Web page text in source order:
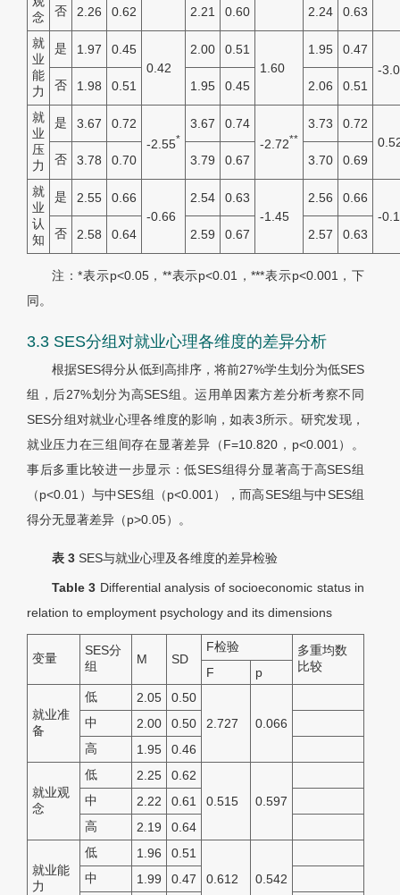
念
否
2.26 0.62 2.21 0.60 2.24 0.63
就
业
能
力
是 1.97
0.45
0.42
2.00
0.51
1.60
1.95
0.47
-
否
1.98 0.51 1.95 0.45 2.06 0.51
就
业
压
力
是 3.67
0.72
-2.55*
3.67
0.74
-2.72**
3.73
0.72
否
3.78 0.70 3.79 0.67 3.70 0.69
就
业
认
知
是 2.55
0.66
-0.66
2.54
0.63
-1.45
2.56
0.66
-
否
2.58 0.64 2.59 0.67 2.57 0.63
注：*表示p<0.05，**表示p<0.01，***表示p<0.001，下
同。
3.3 SES分组对就业心理各维度的差异分析
根据SES得分从低到高排序，将前27%学生划分为低SES
组，后27%划分为高SES组。运用单因素方差分析考察不同
SES分组对就业心理各维度的影响，如表3所示。研究发现，
就业压力在三组间存在显著差异（F=10.820，p<0.001）。
事后多重比较进一步显示：低SES组得分显著高于高SES组
（p<0.01）与中SES组（p<0.001），而高SES组与中SES组
得分无显著差异（p>0.05）。
表 3 SES与就业心理及各维度的差异检验
Table 3 Differential analysis of socioeconomic status in
relation to employment psychology and its dimensions
变量
SES分
组
M SD
F检验
多重均数
比较
F p
就业准
备
低 2.05
0.50
2.727
0.066
中 2.00
0.50
高
1.95 0.46
就业观
念
低 2.25
0.62
0.515
0.597
中 2.22
0.61
高
2.19 0.64
就业能
力
低 1.96
0.51
0.612
0.542
中 1.99
0.47